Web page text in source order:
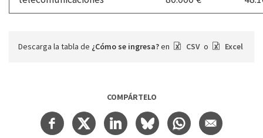
Descarga la tabla de ¿Cómo se ingresa?en CSV o Excel
COMPÁRTELO